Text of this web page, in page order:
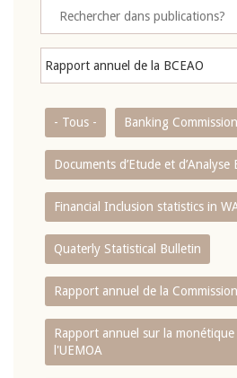
- Tous - Banking
Documents d’Etude et d’Analyse
Financial Inclusion statistics in
Quaterly Statistical Bulletin
Rapport annuel de la
Rapport annuel sur la
l'UEMOA